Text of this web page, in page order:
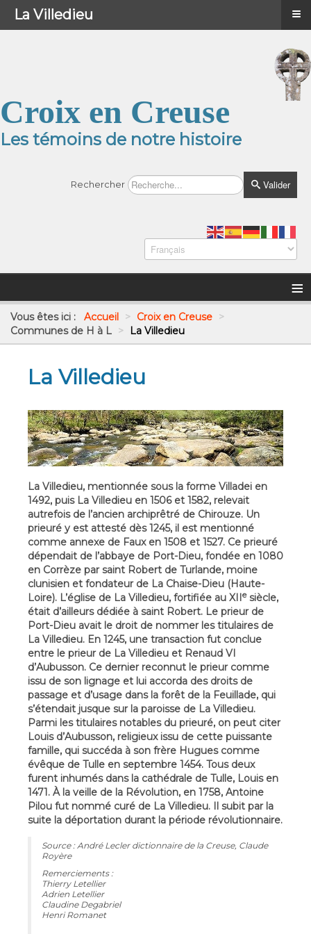
Croix en Creuse
Les témoins de notre histoire
Rechercher Valider
≡
Vous êtes ici : Accueil > Croix en Creuse >
Communes de H à L > La Villedieu
La Villedieu
La Villedieu, mentionnée sous la forme Villadei en
1492, puis La Villedieu en 1506 et 1582, relevait
autrefois de l’ancien archiprêtré de Chirouze. Un
prieuré y est attesté dès 1245, il est mentionné
comme annexe de Faux en 1508 et 1527. Ce prieuré
dépendait de l’abbaye de Port-Dieu, fondée en 1080
en Corrèze par saint Robert de Turlande, moine
clunisien et fondateur de La Chaise-Dieu (Haute-
Loire). L’église de La Villedieu, fortifiée au XIIesiècle,
était d’ailleurs dédiée à saint Robert. Le prieur de
Port-Dieu avait le droit de nommer les titulaires de
La Villedieu. En 1245, une transaction fut conclue
entre le prieur de La Villedieu et Renaud VI
d’Aubusson. Ce dernier reconnut le prieur comme
issu de son lignage et lui accorda des droits de
passage et d’usage dans la forêt de la Feuillade, qui
s’étendait jusque sur la paroisse de La Villedieu.
Parmi les titulaires notables du prieuré, on peut citer
Louis d’Aubusson, religieux issu de cette puissante
famille, qui succéda à son frère Hugues comme
évêque de Tulle en septembre 1454. Tous deux
furent inhumés dans la cathédrale de Tulle, Louis en
1471. À la veille de la Révolution, en 1758, Antoine
Pilou fut nommé curé de La Villedieu. Il subit par la
suite la déportation durant la période révolutionnaire.
Source : André Lecler dictionnaire de la Creuse, Claude
Royère
Remerciements :
Thierry Letellier
Adrien Letellier
Claudine Degabriel
Henri Romanet
Menu ≡
La Villedieu ≡